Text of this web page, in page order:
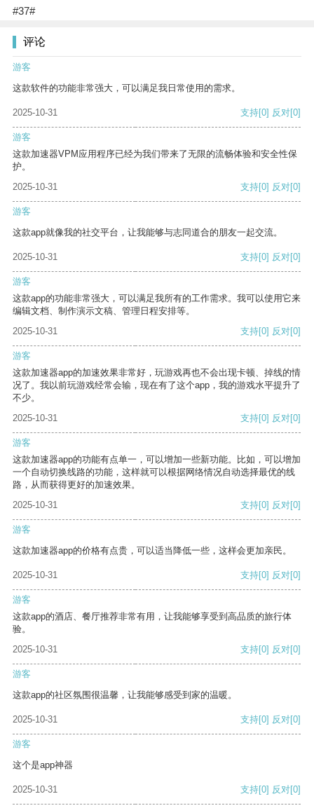
#37#
评论
游客
这款软件的功能非常强大，可以满足我日常使用的需求。
2025-10-31 支持[0] 反对[0]
游客
这款加速器VPM应用程序已经为我们带来了无限的流畅体验和安全性保
护。
2025-10-31
支持[0] 反对[0]
游客
这款app就像我的社交平台，让我能够与志同道合的朋友一起交流。
2025-10-31 支持[0] 反对[0]
游客
这款app的功能非常强大，可以满足我所有的工作需求。我可以使用它来
编辑文档、制作演示文稿、管理日程安排等。
2025-10-31
支持[0] 反对[0]
游客
这款加速器app的加速效果非常好，玩游戏再也不会出现卡顿、掉线的情
况了。我以前玩游戏经常会输，现在有了这个app，我的游戏水平提升了
不少。
2025-10-31
支持[0] 反对[0]
游客
这款加速器app的功能有点单一，可以增加一些新功能。比如，可以增加
一个自动切换线路的功能，这样就可以根据网络情况自动选择最优的线
路，从而获得更好的加速效果。
2025-10-31
支持[0] 反对[0]
游客
这款加速器app的价格有点贵，可以适当降低一些，这样会更加亲民。
2025-10-31 支持[0] 反对[0]
游客
这款app的酒店、餐厅推荐非常有用，让我能够享受到高品质的旅行体
验。
2025-10-31
支持[0] 反对[0]
游客
这款app的社区氛围很温馨，让我能够感受到家的温暖。
2025-10-31 支持[0] 反对[0]
游客
这个是app神器
2025-10-31 支持[0] 反对[0]